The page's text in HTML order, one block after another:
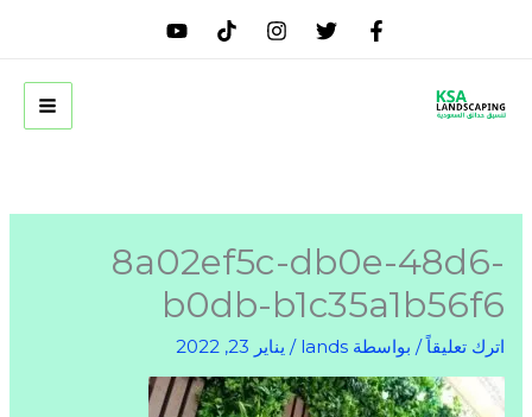
8a02ef5c-db0e-48d6-
b0db-b1c35a1b56f6
اترك تعليقاً / بواسطة lands
/ يناير 23, 2022